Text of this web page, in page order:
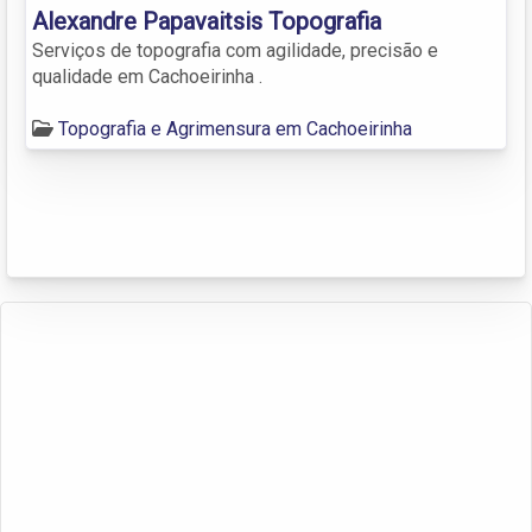
Alexandre Papavaitsis Topografia
Serviços de topografia com agilidade, precisão e
qualidade em Cachoeirinha .
Topografia e Agrimensura em Cachoeirinha